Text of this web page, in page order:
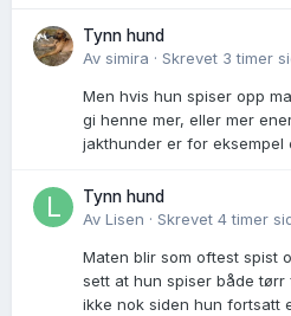
Tynn hund
Av simira · Skrevet 3 timer
Men hvis hun spiser opp
gi henne mer, eller mer
jakthunder er for eksempel
Tynn hund
Av Lisen · Skrevet 4 timer
Maten blir som oftest spist
sett at hun spiser både
ikke nok siden hun fortsatt